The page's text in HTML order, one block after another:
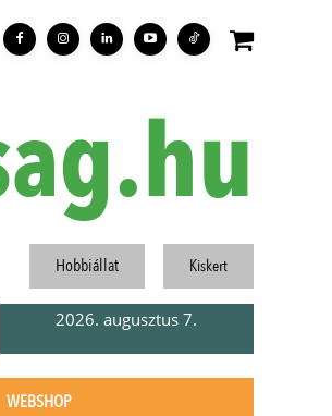
Hobbiállat Kiskert
2026. augusztus 7.
WEBSHOP